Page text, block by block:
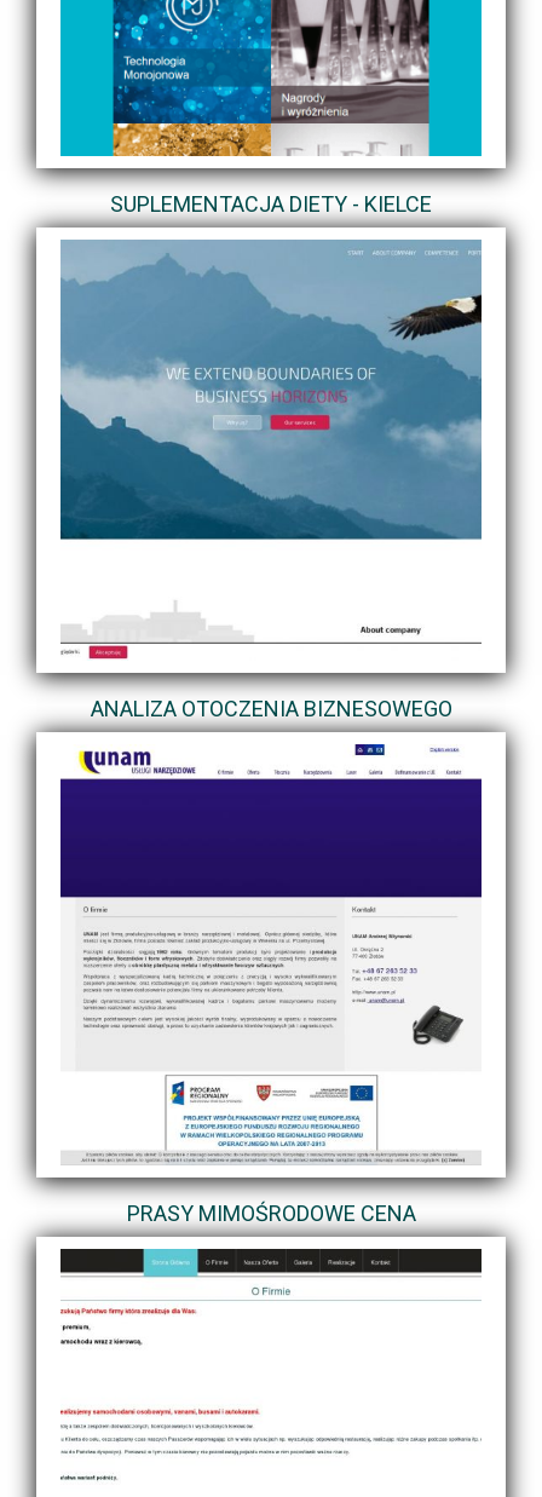
SUPLEMENTACJA DIETY - KIELCE
ANALIZA OTOCZENIA BIZNESOWEGO
PRASY MIMOŚRODOWE CENA